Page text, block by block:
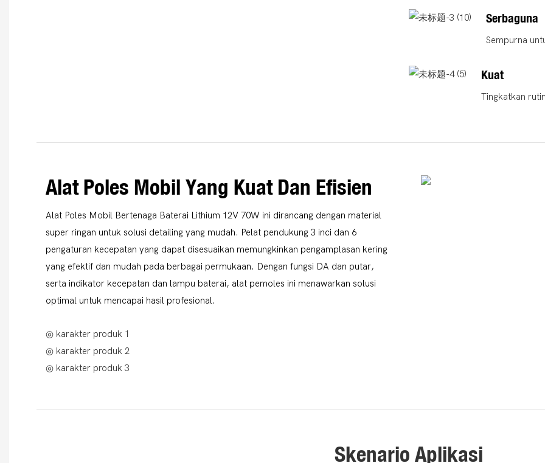
Serbaguna
Sempurna
Kuat
Tingkatkan
Alat Poles Mobil Yang Kuat Dan Efisien
Alat Poles Mobil Bertenaga Baterai Lithium 12V 70W ini dirancang dengan material
super ringan untuk solusi detailing yang mudah. Pelat pendukung 3 inci dan 6
pengaturan kecepatan yang dapat disesuaikan memungkinkan pengamplasan kering
yang efektif dan mudah pada berbagai permukaan. Dengan fungsi DA dan putar,
serta indikator kecepatan dan lampu baterai, alat pemoles ini menawarkan solusi
optimal untuk mencapai hasil profesional.
◎ karakter produk 1
◎ karakter produk 2
◎ karakter produk 3
Skenario Aplikasi